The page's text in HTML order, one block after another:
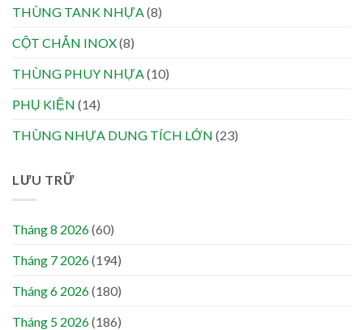
THÙNG TANK NHỰA(8)
CỘT CHẮN INOX(8)
THÙNG PHUY NHỰA(10)
PHỤ KIỆN (14)
THÙNG NHỰA DUNG TÍCH LỚN (23)
LƯU TRỮ
Tháng 8 2026(60)
Tháng 7 2026(194)
Tháng 6 2026(180)
Tháng 5 2026(186)